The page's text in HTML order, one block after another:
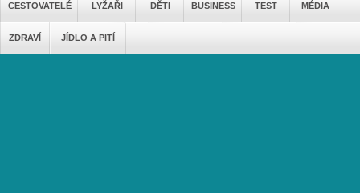
CESTOVATELÉ LYŽAŘI DĚTI BUSINESS TEST MÉDIA
ZDRAVÍ JÍDLO A PITÍ